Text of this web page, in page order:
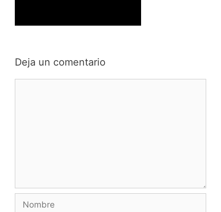
Deja un comentario